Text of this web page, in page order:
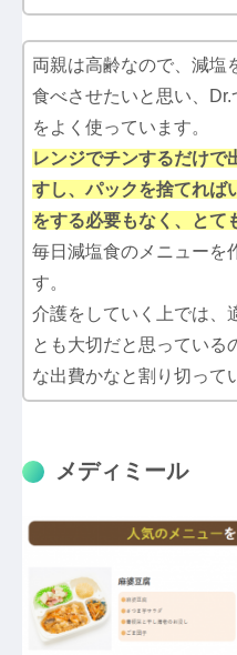
両親は高齢なので、減塩
食べさせたいと思い、
をよく使っています。
レンジでチンするだけで
すし、パックを捨てれば
をする必要もなく、とて
毎日減塩食のメニューを
す。
介護をしていく上では、
とも大切だと思っている
な出費かなと割り切って
メディミール